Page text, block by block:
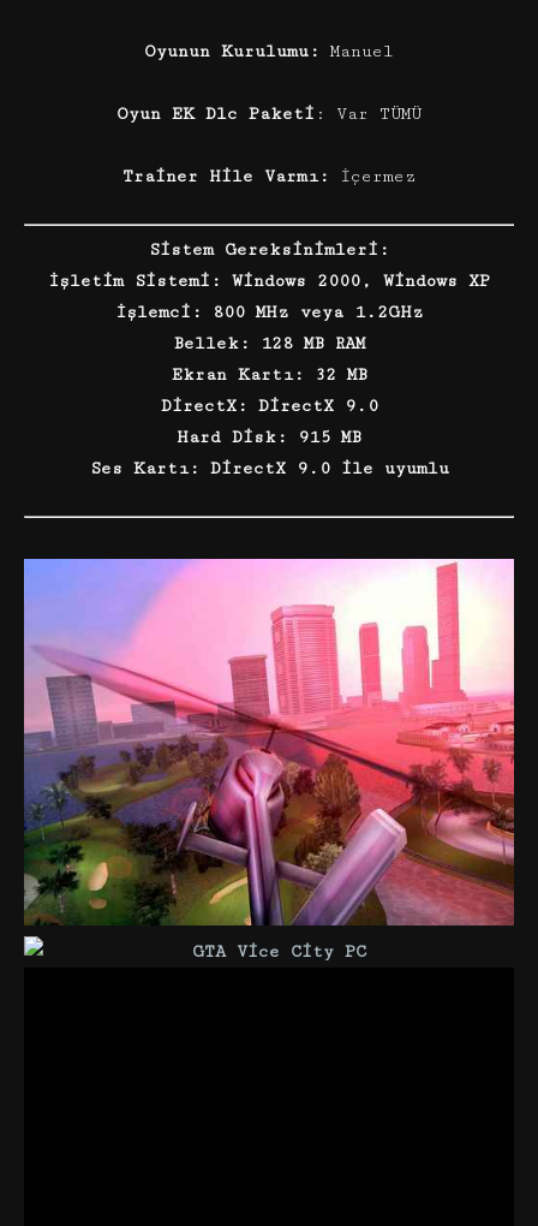
Oyunun Kurulumu: Manuel
Oyun EK Dlc Paketi : Var TÜMÜ
Trainer Hile Varmı: İçermez
Sistem Gereksinimleri:
İşletim Sistemi: Windows 2000, Windows XP
İşlemci: 800 MHz veya 1.2GHz
Bellek: 128 MB RAM
Ekran Kartı: 32 MB
DirectX: DirectX 9.0
Hard Disk: 915 MB
Ses Kartı: DirectX 9.0 ile uyumlu